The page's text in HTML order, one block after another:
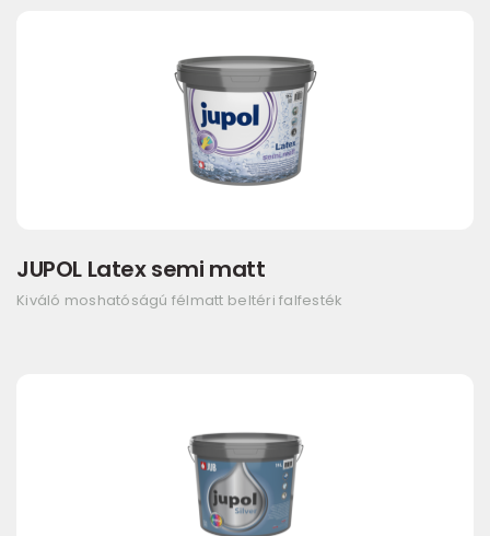
JUPOL Latex semi matt
Kiváló moshatóságú félmatt beltéri falfesték